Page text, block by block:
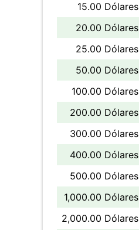
15.00 Dólares
20.00 Dólares
25.00 Dólares
50.00 Dólares
100.00 Dólares
200.00 Dólares
300.00 Dólares
400.00 Dólares
500.00 Dólares
1,000.00 Dólares
2,000.00 Dólares